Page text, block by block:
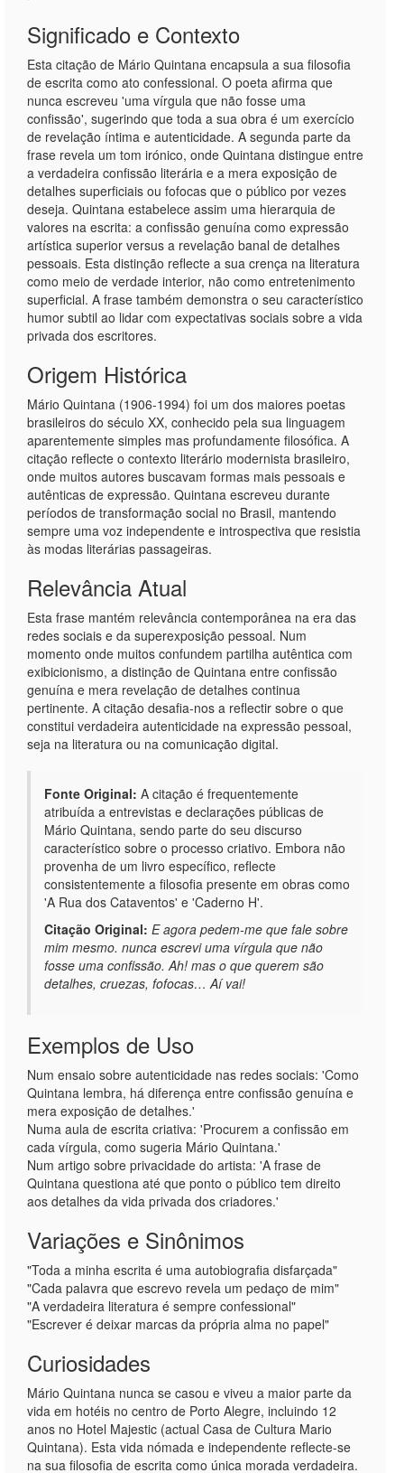
Significado e Contexto
Esta citação de Mário Quintana encapsula a sua filosofia
de escrita como ato confessional. O poeta afirma que
nunca escreveu 'uma vírgula que não fosse uma
confissão', sugerindo que toda a sua obra é um exercício
de revelação íntima e autenticidade. A segunda parte da
frase revela um tom irónico, onde Quintana distingue entre
a verdadeira confissão literária e a mera exposição de
detalhes superficiais ou fofocas que o público por vezes
deseja. Quintana estabelece assim uma hierarquia de
valores na escrita: a confissão genuína como expressão
artística superior versus a revelação banal de detalhes
pessoais. Esta distinção reflecte a sua crença na literatura
como meio de verdade interior, não como entretenimento
superficial. A frase também demonstra o seu característico
humor subtil ao lidar com expectativas sociais sobre a vida
privada dos escritores.
Origem Histórica
Mário Quintana (1906-1994) foi um dos maiores poetas
brasileiros do século XX, conhecido pela sua linguagem
aparentemente simples mas profundamente filosófica. A
citação reflecte o contexto literário modernista brasileiro,
onde muitos autores buscavam formas mais pessoais e
autênticas de expressão. Quintana escreveu durante
períodos de transformação social no Brasil, mantendo
sempre uma voz independente e introspectiva que resistia
às modas literárias passageiras.
Relevância Atual
Esta frase mantém relevância contemporânea na era das
redes sociais e da superexposição pessoal. Num
momento onde muitos confundem partilha autêntica com
exibicionismo, a distinção de Quintana entre confissão
genuína e mera revelação de detalhes continua
pertinente. A citação desafia-nos a reflectir sobre o que
constitui verdadeira autenticidade na expressão pessoal,
seja na literatura ou na comunicação digital.
Fonte Original: A citação é frequentemente
atribuída a entrevistas e declarações públicas de
Mário Quintana, sendo parte do seu discurso
característico sobre o processo criativo. Embora não
provenha de um livro específico, reflecte
consistentemente a filosofia presente em obras como
'A Rua dos Cataventos' e 'Caderno H'.
Citação Original: E agora pedem-me que fale sobre
mim mesmo. nunca escrevi uma vírgula que não
fosse uma confissão. Ah! mas o que querem são
detalhes, cruezas, fofocas… Aí vai!
Exemplos de Uso
Num ensaio sobre autenticidade nas redes sociais: 'Como
Quintana lembra, há diferença entre confissão genuína e
mera exposição de detalhes.'
Numa aula de escrita criativa: 'Procurem a confissão em
cada vírgula, como sugeria Mário Quintana.'
Num artigo sobre privacidade do artista: 'A frase de
Quintana questiona até que ponto o público tem direito
aos detalhes da vida privada dos criadores.'
Variações e Sinônimos
"Toda a minha escrita é uma autobiografia disfarçada"
"Cada palavra que escrevo revela um pedaço de mim"
"A verdadeira literatura é sempre confessional"
"Escrever é deixar marcas da própria alma no papel"
Curiosidades
Mário Quintana nunca se casou e viveu a maior parte da
vida em hotéis no centro de Porto Alegre, incluindo 12
anos no Hotel Majestic (actual Casa de Cultura Mario
Quintana). Esta vida nómada e independente reflecte-se
na sua filosofia de escrita como única morada verdadeira.